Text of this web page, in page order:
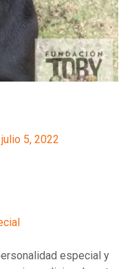
julio 5, 2022
especial y